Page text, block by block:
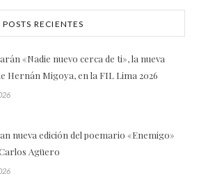
POSTS RECIENTES
«Nadie nuevo cerca de ti», la nueva
Hernán Migoya, en la FIL Lima 2026
nueva edición del poemario «Enemigo»
Agüero